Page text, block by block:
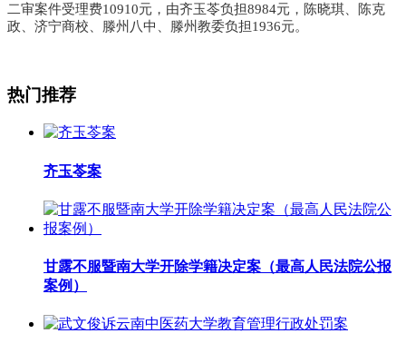
二审案件受理费10910元，由齐玉苓负担8984元，陈晓琪、陈克
政、济宁商校、滕州八中、滕州教委负担1936元。
热门推荐
齐玉苓案
甘露不服暨南大学开除学籍决定案（最高人民法院公报
案例）